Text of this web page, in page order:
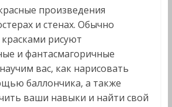
произведения
и стенах. Обычно
рисуют
и фантасмагоричные
вас, как нарисовать
баллончика, а также
ваши навыки и найти свой